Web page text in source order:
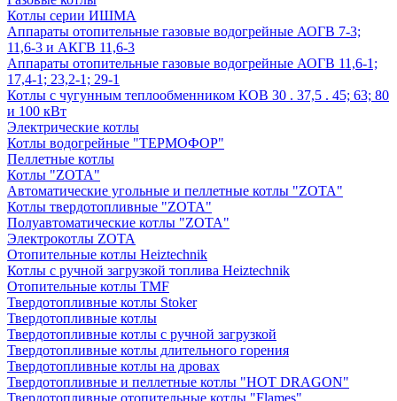
Котлы серии ИШМА
Аппараты отопительные газовые водогрейные АОГВ 7-3;
11,6-3 и АКГВ 11,6-3
Аппараты отопительные газовые водогрейные АОГВ 11,6-1;
17,4-1; 23,2-1; 29-1
Котлы с чугунным теплообменником КОВ 30 . 37,5 . 45; 63; 80
и 100 кВт
Электрические котлы
Котлы водогрейные "ТЕРМОФОР"
Пеллетные котлы
Котлы "ZOTA"
Автоматические угольные и пеллетные котлы "ZOTA"
Котлы твердотопливные "ZOTA"
Полуавтоматические котлы "ZOTA"
Электрокотлы ZOTA
Отопительные котлы Heiztechnik
Котлы с ручной загрузкой топлива Heiztechnik
Отопительные котлы TMF
Твердотопливные котлы Stoker
Твердотопливные котлы
Твердотопливные котлы с ручной загрузкой
Твердотопливные котлы длительного горения
Твердотопливные котлы на дровах
Твердотопливные и пеллетные котлы "HOT DRAGON"
Твердотопливные отопительные котлы "Flames"